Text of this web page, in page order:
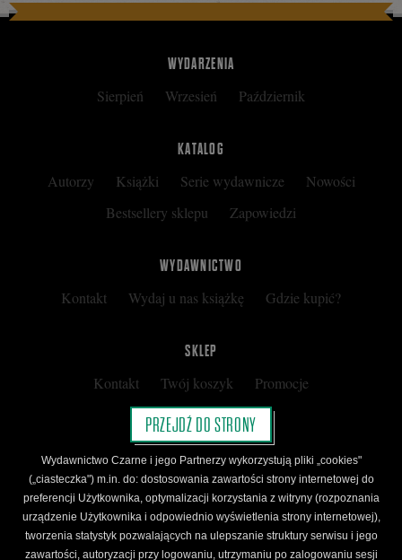
WYDARZENIA
Sierpień Wrzesień Październik
KATALOG
Autorzy Książki Serie wydawnicze
Nowości
Bestsellery sklepu
Zapowiedzi
WYDAWNICTWO
Kontakt Wydaj u nas książkę Gdzie kupić?
SKLEP
Kontakt Twój koszyk
Promocje
Kup kartę podarunkową
Nota prawna
Regulamin
Polityka prywatności
Regulamin Klubu Czarnego
Regulamin Karty Podarunkowej
PRZEJDŹ DO STRONY
Wydawnictwo Czarne i jego Partnerzy wykorzystują pliki „cookies"
(„ciasteczka") m.in. do: dostosowania zawartości strony internetowej do
preferencji Użytkownika, optymalizacji korzystania z witryny (rozpoznania
urządzenie Użytkownika i odpowiednio wyświetlenia strony internetowej),
tworzenia statystyk pozwalających na ulepszanie struktury serwisu i jego
zawartości, autoryzacji przy logowaniu, utrzymaniu po zalogowaniu sesji